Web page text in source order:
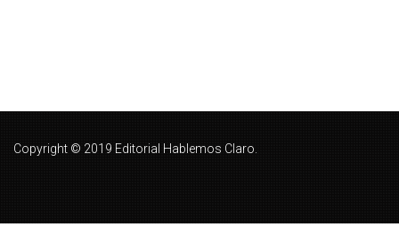
Copyright © 2019 Editorial Hablemos Claro.